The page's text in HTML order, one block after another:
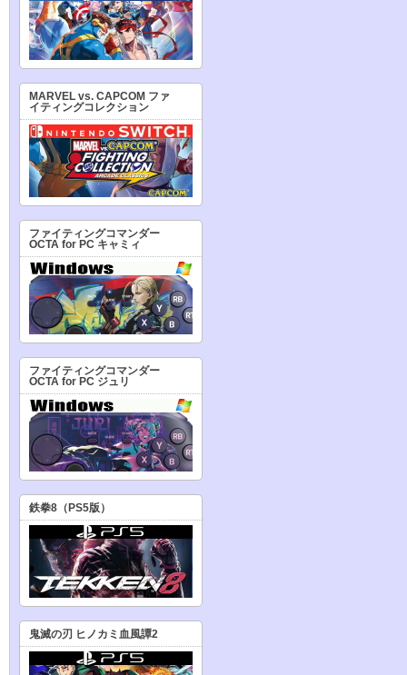
MARVEL vs. CAPCOM ファ
イティングコレクション
ファイティングコマンダー
OCTA for PC キャミィ
ファイティングコマンダー
OCTA for PC ジュリ
鉄拳8（PS5版）
鬼滅の刃 ヒノカミ血風譚2